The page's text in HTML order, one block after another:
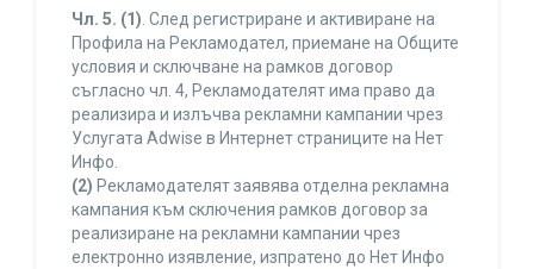
Чл. 5. (1). След регистриране и активиране на
Профила на Рекламодател, приемане на Общите
условия и сключване на рамков договор
съгласно чл. 4, Рекламодателят има право да
реализира и излъчва рекламни кампании чрез
Услугата Adwise в Интернет страниците на Нет
Инфо.
(2) Рекламодателят заявява отделна рекламна
кампания към сключения рамков договор за
реализиране на рекламни кампании чрез
електронно изявление, изпратено до Нет Инфо